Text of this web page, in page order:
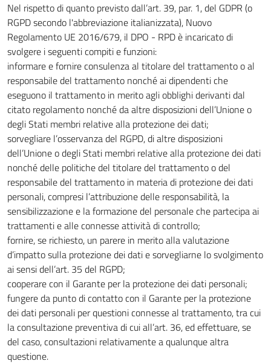
Nel rispetto di quanto previsto dall’art. 39, par. 1, del GDPR (o
RGPD secondo l'abbreviazione italianizzata), Nuovo
Regolamento UE 2016/679, il DPO - RPD è incaricato di
svolgere i seguenti compiti e funzioni:
informare e fornire consulenza al titolare del trattamento o al
responsabile del trattamento nonché ai dipendenti che
eseguono il trattamento in merito agli obblighi derivanti dal
citato regolamento nonché da altre disposizioni dell’Unione o
degli Stati membri relative alla protezione dei dati;
sorvegliare l’osservanza del RGPD, di altre disposizioni
dell’Unione o degli Stati membri relative alla protezione dei dati
nonché delle politiche del titolare del trattamento o del
responsabile del trattamento in materia di protezione dei dati
personali, compresi l’attribuzione delle responsabilità, la
sensibilizzazione e la formazione del personale che partecipa ai
trattamenti e alle connesse attività di controllo;
fornire, se richiesto, un parere in merito alla valutazione
d’impatto sulla protezione dei dati e sorvegliarne lo svolgimento
ai sensi dell’art. 35 del RGPD;
cooperare con il Garante per la protezione dei dati personali;
fungere da punto di contatto con il Garante per la protezione
dei dati personali per questioni connesse al trattamento, tra cui
la consultazione preventiva di cui all’art. 36, ed effettuare, se
del caso, consultazioni relativamente a qualunque altra
questione.